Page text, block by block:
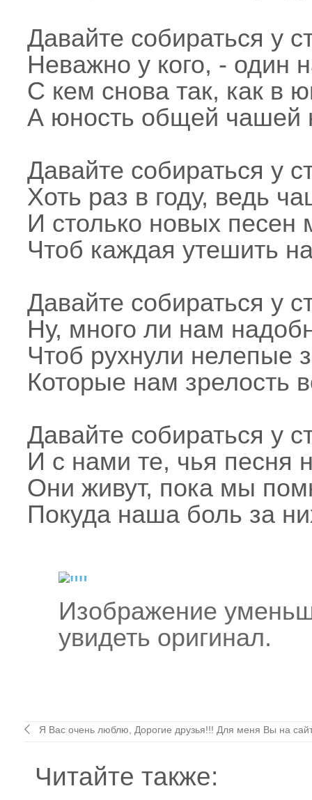
Давайте собираться у
Неважно у кого, - один
С кем снова так, как в
А юность общей чашей
Давайте собираться у
Хоть раз в году, ведь
И столько новых
Чтоб каждая утешить
Давайте собираться у
Ну, много ли нам
Чтоб рухнули нелепые
Которые нам зрелость
Давайте собираться у
И с нами те, чья песня
Они живут, пока мы
Покуда наша боль за
Изображение
увидеть оригинал.
Я Вас очень люблю, Дорогие друзья!!! Для меня Вы на
Читайте также: